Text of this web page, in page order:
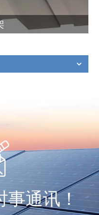
事通讯！